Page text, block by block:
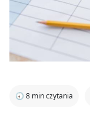
🕣 8 min czytania